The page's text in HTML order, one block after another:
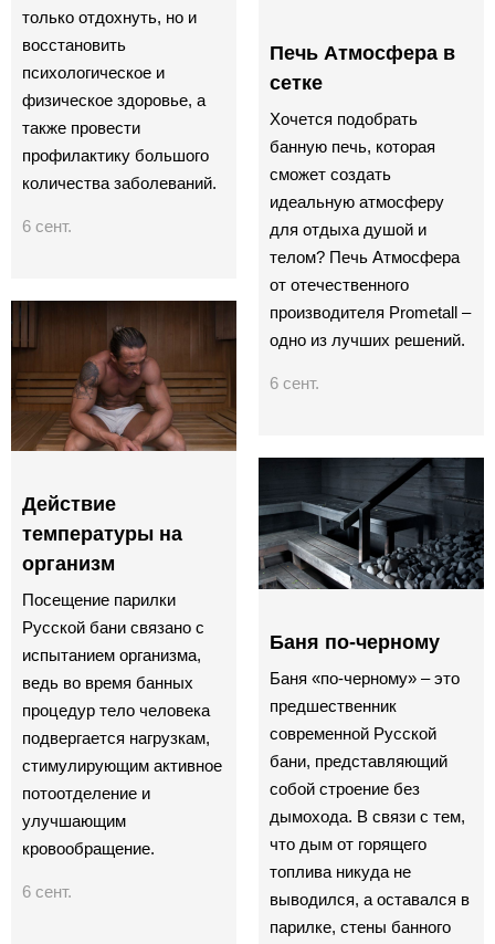
только отдохнуть, но и
восстановить
психологическое и
физическое здоровье, а
также провести
профилактику большого
количества заболеваний.
6 сент.
Печь Атмосфера в
сетке
Хочется подобрать
банную печь, которая
сможет создать
идеальную атмосферу
для отдыха душой и
телом? Печь Атмосфера
от отечественного
производителя Prometall –
одно из лучших решений.
6 сент.
Действие
температуры на
организм
Посещение парилки
Русской бани связано с
испытанием организма,
ведь во время банных
процедур тело человека
подвергается нагрузкам,
стимулирующим активное
потоотделение и
улучшающим
кровообращение.
6 сент.
Баня по-черному
Баня «по-черному» – это
предшественник
современной Русской
бани, представляющий
собой строение без
дымохода. В связи с тем,
что дым от горящего
топлива никуда не
выводился, а оставался в
парилке, стены банного